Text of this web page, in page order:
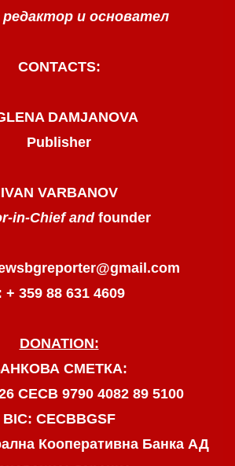
редактор и основател
CONTACTS:
DAMJANOVA
Publisher
IVAN VARBANOV
in-Chief and founder
+ 359 88 631 4609
DONATION:
СМЕТКА:
CECB 9790 4082 89 5100
BIC: CECBBGSF
Кооперативна Банка АД